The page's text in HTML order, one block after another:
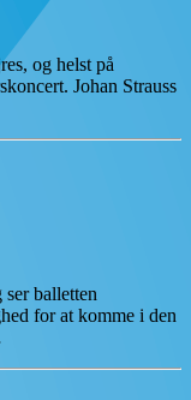
og helst på
Johan Strauss
balletten
for at komme i den